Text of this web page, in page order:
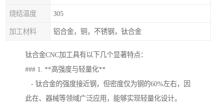
烧结温度 305
加工材料 铝合金，铜，不锈钢，钛合金
钛合金CNC加工具有以下几个显著特点：
### 1. **高强度与轻量化**
- 钛合金的强度接近钢，但密度仅为钢的60%左右，因
此在、器械等领域广泛应用，能够实现轻量化设计。